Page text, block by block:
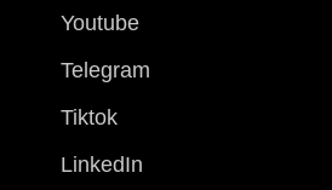
Youtube
Telegram
Tiktok
LinkedIn